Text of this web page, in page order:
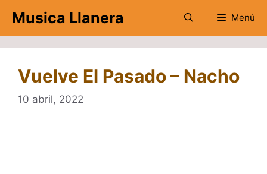
contenido
Musica Llanera Menú
Vuelve El Pasado – Nacho
10 abril, 2022